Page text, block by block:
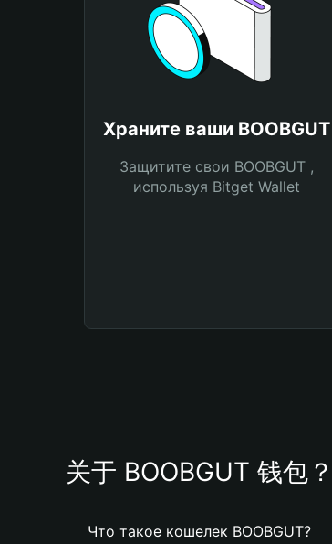
Храните ваши BOOBGUT
Защитите свои BOOBGUT ,
используя Bitget Wallet
关于 BOOBGUT 钱包？
Что такое кошелек BOOBGUT?